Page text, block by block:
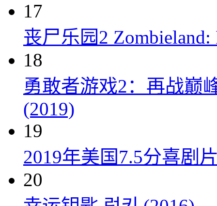
17
丧尸乐园2 Zombieland:
18
勇敢者游戏2：再战巅
(2019)
19
2019年美国7.5分喜剧
20